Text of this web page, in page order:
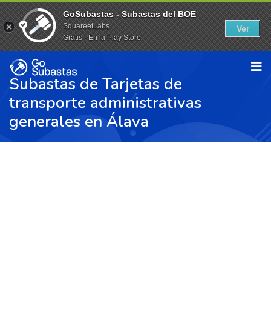
Subastas de Tarjetas de
transporte administrativas
generales en Álava
GoSubastas - Subastas del BOE
SquareetLabs
Gratis - En la Play Store
Ver